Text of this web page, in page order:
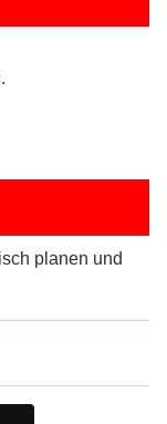
planen und